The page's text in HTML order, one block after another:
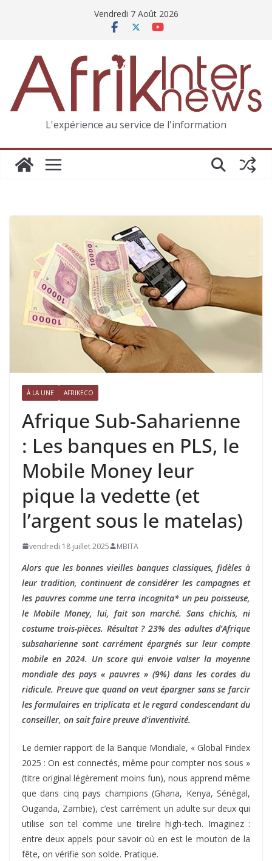
Vendredi 7 Août 2026
L'expérience au service de l'information
À LA UNE AFRIKECO
Afrique Sub-Saharienne
: Les banques en PLS, le
Mobile Money leur
pique la vedette (et
l’argent sous le matelas)
vendredi 18 juillet 2025 MBITA
Alors que les bonnes vieilles banques classiques, fidèles à
leur tradition, continuent de considérer les campagnes et
les pauvres comme une terra incognita* un peu poisseuse,
le Mobile Money, lui, fait son marché. Sans chichis, ni
costume trois-pièces. Résultat ? 23% des adultes d’Afrique
subsaharienne sont carrément épargnés sur leur compte
mobile en 2024. Un score qui envoie valser la moyenne
mondiale des pays « pauvres » (9%) dans les cordes du
ridicule. Preuve que quand on veut épargner sans se farcir
les formulaires en triplicata et le regard condescendant du
conseiller, on sait faire preuve d’inventivité.
Le dernier rapport de la Banque Mondiale, « Global Findex
2025 : On est connectés, même pour compter nos sous »
(titre original légèrement moins fun), nous apprend même
que dans cinq pays champions (Ghana, Kenya, Sénégal,
Ouganda, Zambie), c’est carrément un adulte sur deux qui
utilise son tel comme une tirelire high-tech. Imaginez :
entre deux appels pour savoir où en est le mouton de la
fête, on vérifie son solde. Pratique.